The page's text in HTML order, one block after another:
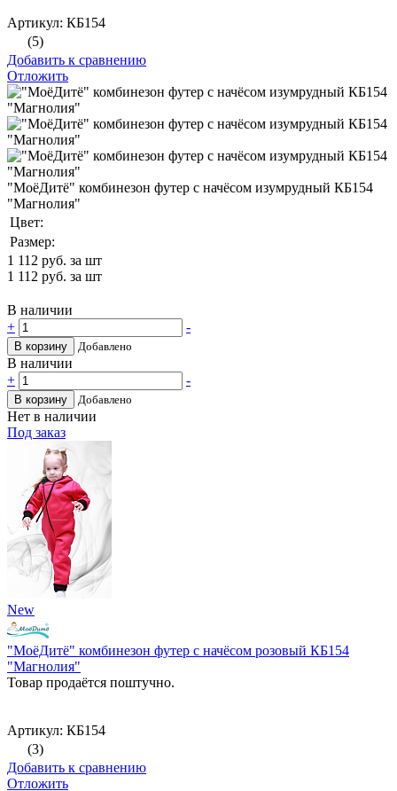
Артикул: КБ154
(5)
Добавить к сравнению
Отложить
"МоёДитё" комбинезон футер с начёсом изумрудный КБ154
"Магнолия"
Цвет:
Размер:
1 112 руб. за шт
1 112 руб. за шт
В наличии
+
-
В корзину Добавлено
В наличии
+
-
В корзину Добавлено
Нет в наличии
Под заказ
New
"МоёДитё" комбинезон футер с начёсом розовый КБ154
"Магнолия"
Товар продаётся поштучно.
Артикул: КБ154
(3)
Добавить к сравнению
Отложить